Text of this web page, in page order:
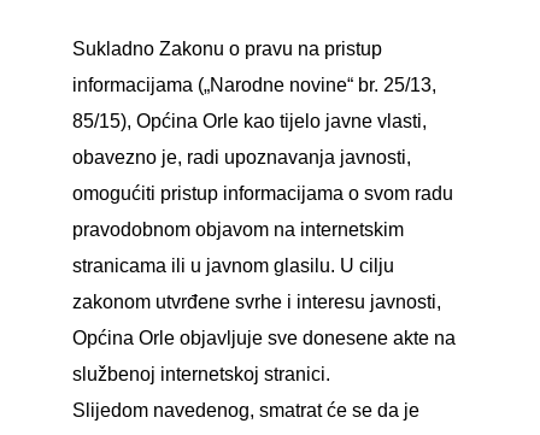
Sukladno Zakonu o pravu na pristup
informacijama („Narodne novine“ br. 25/13,
85/15), Općina Orle kao tijelo javne vlasti,
obavezno je, radi upoznavanja javnosti,
omogućiti pristup informacijama o svom radu
pravodobnom objavom na internetskim
stranicama ili u javnom glasilu. U cilju
zakonom utvrđene svrhe i interesu javnosti,
Općina Orle objavljuje sve donesene akte na
službenoj internetskoj stranici.
Slijedom navedenog, smatrat će se da je